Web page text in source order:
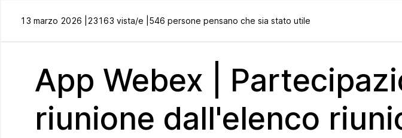
13 marzo 2026 | 23163 vista/e | 546 persone pensano che sia stato utile
App Webex |
riunione dall'elenco